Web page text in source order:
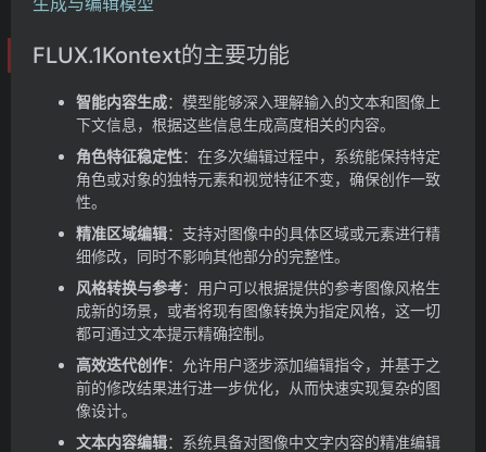
FLUX.1Kontext的主要功能
智能内容生成：模型能够深入理解输入的文本和图像上
下文信息，根据这些信息生成高度相关的内容。
角色特征稳定性：在多次编辑过程中，系统能保持特定
角色或对象的独特元素和视觉特征不变，确保创作一致
性。
精准区域编辑：支持对图像中的具体区域或元素进行精
细修改，同时不影响其他部分的完整性。
风格转换与参考：用户可以根据提供的参考图像风格生
成新的场景，或者将现有图像转换为指定风格，这一切
都可通过文本提示精确控制。
高效迭代创作：允许用户逐步添加编辑指令，并基于之
前的修改结果进行进一步优化，从而快速实现复杂的图
像设计。
文本内容编辑：系统具备对图像中文字内容的精准编辑